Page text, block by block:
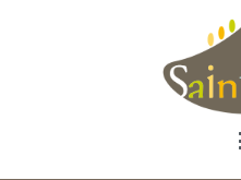
Saint